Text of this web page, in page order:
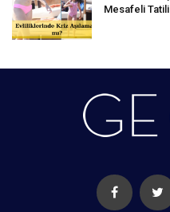
Mesafeli Tatili